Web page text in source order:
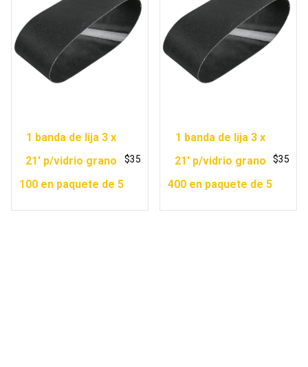
1 banda de lija 3 x
21′ p/vidrio grano
100 en paquete de 5
$35
1 banda de lija 3 x
21′ p/vidrio grano
400 en paquete de 5
$35